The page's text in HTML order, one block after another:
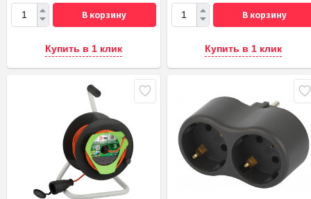
В корзину
Купить в 1 клик
В корзину
Купить в 1 клик